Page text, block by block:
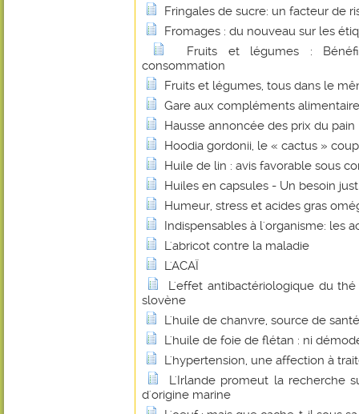
Fringales de sucre: un facteur de
Fromages : du nouveau sur les
Fruits et légumes :
consommation
Fruits et légumes, tous dans le
Gare aux compléments
Hausse annoncée des prix du pain
Hoodia gordonii, le « cactus »
Huile de lin : avis favorable sous
Huiles en capsules - Un besoin
Humeur, stress et acides gras
Indispensables à l'organisme: les
L'abricot contre la maladie
L'ACAÏ
L'effet antibactériologique du
slovène
L'huile de chanvre, source de
L'huile de foie de flétan : ni
L'hypertension, une affection à
L'Irlande promeut la recherche
d'origine marine